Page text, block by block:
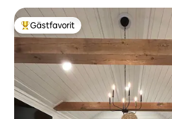
Populär gästfavorit
Gästfavorit